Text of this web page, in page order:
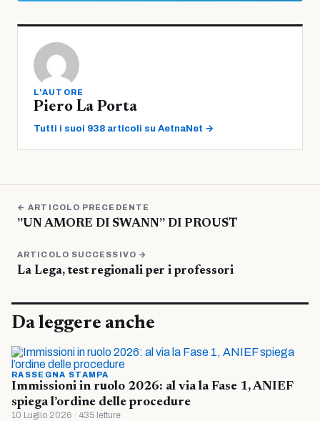
L'AUTORE
Piero La Porta
Tutti i suoi 938 articoli su AetnaNet →
← ARTICOLO PRECEDENTE
”UN AMORE DI SWANN” DI PROUST
ARTICOLO SUCCESSIVO →
La Lega, test regionali per i professori
Da leggere anche
RASSEGNA STAMPA
Immissioni in ruolo 2026: al via la Fase 1, ANIEF
spiega l’ordine delle procedure
10 Luglio 2026 · 435 letture